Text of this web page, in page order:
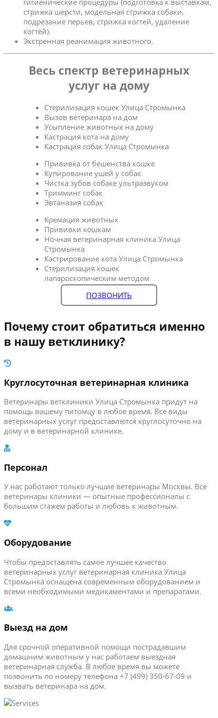
стрижка шерсти, модельная стрижка собаки,
подрезание перьев, стрижка когтей, удаление
когтей).
Экстренная реанимация животного.
Весь спектр ветеринарных
услуг на дому
Стерилизация кошек Улица Стромынка
Вызов ветеринара на дом
Усыпление животных на дому
Кастрация кота на дому
Кастрация собак Улица Стромынка
Прививка от бешенства кошке
Купирование ушей у собак
Чистка зубов собаке ультразвуком
Тримминг собак
Эвтаназия собак
Кремация животных
Прививки кошкам
Ночная ветеринарная клиника Улица
Стромынка
Кастрирование кота Улица Стромынка
Стерилизация кошек
лапароскопическим методом
ПОЗВОНИТЬ
Почему стоит обратиться именно
в нашу ветклинику?
Круглосуточная ветеринарная клиника
Ветеринары ветклиники Улица Стромынка придут на
помощь вашему питомцу в любое время. Все виды
ветеринарных услуг предоставлются круглосуточно на
дому и в ветеринарной клинике.
Персонал
У нас работают только лучшие ветеринары Москвы. Все
ветеринары клиники — опытные профессионалы с
большим стажем работы и любовь к животным.
Оборудование
Чтобы предоставлять самое лучшее качество
ветеринарных услуг ветеринарная клиника Улица
Стромынка оснащена современным оборудованием и
всеми необходимыми медикаментами и препаратами.
Выезд на дом
Для срочной оперативной помощи пострадавшим
домашним животным у нас работаем выездная
ветеринарная служба. В любое время вы можете
позвонить по номеру телефона +7 (499) 350-67-09 и
вызвать ветеринара на дом.